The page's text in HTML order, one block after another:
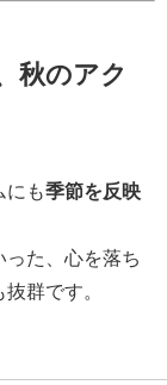
秋のアク
にも季節を反映
た、心を落ち
群です。